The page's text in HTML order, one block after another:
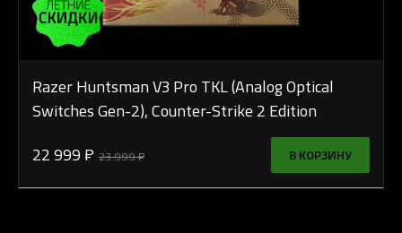
Razer Huntsman V3 Pro TKL (Analog Optical
Switches Gen-2), Counter-Strike 2 Edition
22 999 ₽ 23 999 ₽ В КОРЗИНУ